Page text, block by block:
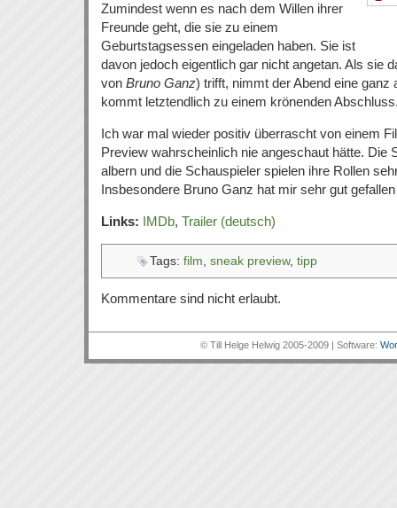
Zumindest wenn es nach dem Willen ihrer
Freunde geht, die sie zu einem
Geburtstagsessen eingeladen haben. Sie ist
davon jedoch eigentlich gar nicht angetan. Als sie
von Bruno Ganz) trifft, nimmt der Abend eine ganz
kommt letztendlich zu einem krönenden
Ich war mal wieder positiv überrascht von einem
Preview wahrscheinlich nie angeschaut hätte. Die
albern und die Schauspieler spielen ihre Rollen
Insbesondere Bruno Ganz hat mir sehr gut
Links: IMDb, Trailer (deutsch)
Tags: film, sneak preview, tipp
Kommentare sind nicht erlaubt.
© Till Helge Helwig 2005-2009 | Software: